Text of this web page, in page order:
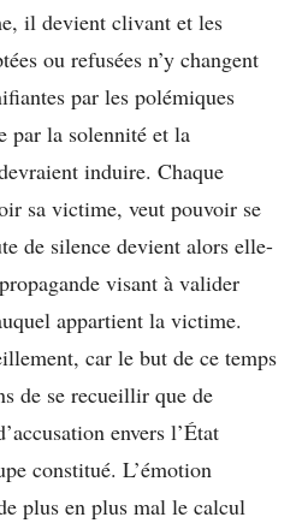
il devient clivant et les
ou refusées n’y changent
par les polémiques
par la solennité et la
induire. Chaque
sa victime, veut pouvoir se
de silence devient alors elle-
visant à valider
appartient la victime.
car le but de ce temps
de se recueillir que de
envers l’État
constitué. L’émotion
plus en plus mal le calcul